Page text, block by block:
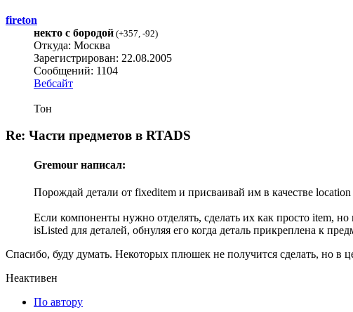
fireton
некто с бородой (+357 -92)
Откуда: Москва
Зарегистрирован: 22.08.2005
Сообщений: 1104
Вебсайт
Тон
Re: Части предметов в RTADS
Gremour написал:
Порождай детали от fixeditem и присваивай им в качестве
Если компоненты нужно отделять, сделать их как просто item,
isListed для деталей, обнуляя его когда деталь прикреплена к
Спасибо, буду думать. Некоторых плюшек не получится сделать, но в
Неактивен
По автору